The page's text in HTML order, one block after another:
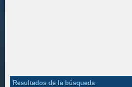
Resultados de la búsqueda